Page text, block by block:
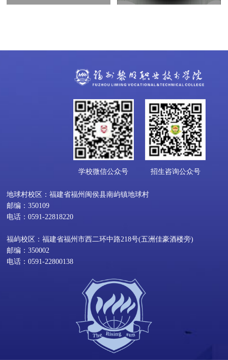
学校微信公众号 招生咨询公众号
地球村校区：福建省福州闽侯县南屿镇地球村
邮编：350109
电话：0591-22818220
福屿校区：福建省福州市西二环中路218号(五洲佳豪酒楼旁)
邮编：350002
电话：0591-22800138